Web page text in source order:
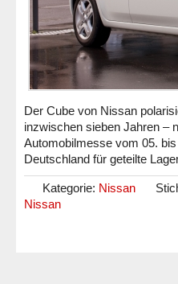
Der Cube von Nissan
inzwischen sieben Jahren –
Automobilmesse vom 05.
Deutschland für geteilte
Kategorie: Nissan
Nissan